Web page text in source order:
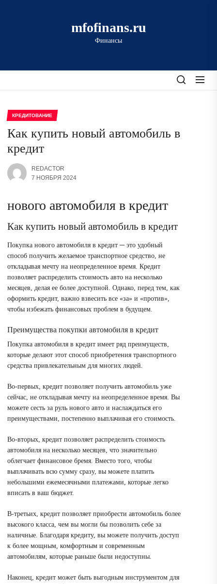
mfofinans.ru
Финансы
КРЕДИТОВАНИЕ
Как купить новый автомобиль в
кредит
REDACTOR
7 НОЯБРЯ 2024
нового автомобиля в кредит
Как купить новый автомобиль в кредит
Покупка нового автомобиля в кредит ─ это удобный
способ получить желаемое транспортное средство, не
откладывая мечту на неопределенное время. Кредит
позволяет распределить стоимость авто на несколько
месяцев, делая ее более доступной. Однако, перед тем, как
оформить кредит, важно взвесить все «за» и «против»,
чтобы избежать финансовых проблем в будущем.
Преимущества покупки автомобиля в кредит
Покупка автомобиля в кредит имеет ряд преимуществ,
которые делают этот способ приобретения транспортного
средства привлекательным для многих людей.
Во-первых, кредит позволяет получить автомобиль уже
сейчас, не откладывая мечту на неопределенное время. Вы
можете сесть за руль нового авто и наслаждаться его
преимуществами, постепенно выплачивая его стоимость.
Во-вторых, кредит позволяет распределить стоимость
автомобиля на несколько месяцев, что значительно
облегчает финансовое бремя. Вместо того, чтобы
выплачивать всю сумму сразу, вы можете платить
небольшими ежемесячными платежами, которые легко
вписать в ваш бюджет.
В-третьих, кредит позволяет приобрести автомобиль более
высокого класса, чем вы могли бы позволить себе за
наличные. Благодаря кредиту, вы можете получить доступ
к более мощным, комфортным и современным
автомобилям, которые раньше были недоступны.
Наконец, кредит может быть выгодным инструментом для